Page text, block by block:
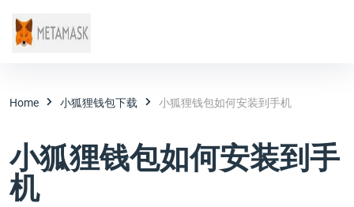
Home 小狐狸钱包下载 小狐狸钱包如何安装到手机
小狐狸钱包如何安装到手
机